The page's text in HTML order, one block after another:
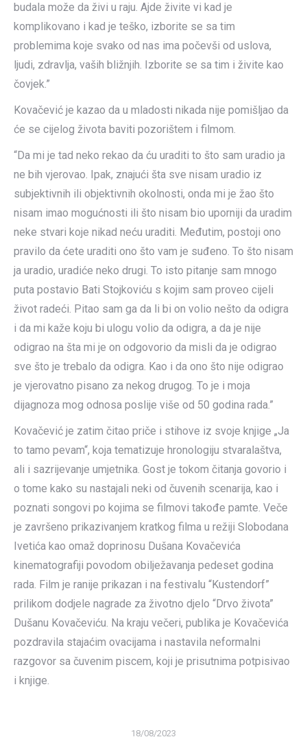
budala može da živi u raju. Ajde živite vi kad je
komplikovano i kad je teško, izborite se sa tim
problemima koje svako od nas ima počevši od uslova,
ljudi, zdravlja, vaših bližnjih. Izborite se sa tim i živite kao
čovjek.”
Kovačević je kazao da u mladosti nikada nije pomišljao da
će se cijelog života baviti pozorištem i filmom.
“Da mi je tad neko rekao da ću uraditi to što sam uradio ja
ne bih vjerovao. Ipak, znajući šta sve nisam uradio iz
subjektivnih ili objektivnih okolnosti, onda mi je žao što
nisam imao mogućnosti ili što nisam bio uporniji da uradim
neke stvari koje nikad neću uraditi. Međutim, postoji ono
pravilo da ćete uraditi ono što vam je suđeno. To što nisam
ja uradio, uradiće neko drugi. To isto pitanje sam mnogo
puta postavio Bati Stojkoviću s kojim sam proveo cijeli
život radeći. Pitao sam ga da li bi on volio nešto da odigra
i da mi kaže koju bi ulogu volio da odigra, a da je nije
odigrao na šta mi je on odgovorio da misli da je odigrao
sve što je trebalo da odigra. Kao i da ono što nije odigrao
je vjerovatno pisano za nekog drugog. To je i moja
dijagnoza mog odnosa poslije više od 50 godina rada.”
Kovačević je zatim čitao priče i stihove iz svoje knjige „Ja
to tamo pevam“, koja tematizuje hronologiju stvaralaštva,
ali i sazrijevanje umjetnika. Gost je tokom čitanja govorio i
o tome kako su nastajali neki od čuvenih scenarija, kao i
poznati songovi po kojima se filmovi takođe pamte. Veče
je završeno prikazivanjem kratkog filma u režiji Slobodana
Ivetića kao omaž doprinosu Dušana Kovačevića
kinematografiji povodom obilježavanja pedeset godina
rada. Film je ranije prikazan i na festivalu “Kustendorf”
prilikom dodjele nagrade za životno djelo “Drvo života”
Dušanu Kovačeviću. Na kraju večeri, publika je Kovačevića
pozdravila stajaćim ovacijama i nastavila neformalni
razgovor sa čuvenim piscem, koji je prisutnima potpisivao
i knjige.
18/08/2023